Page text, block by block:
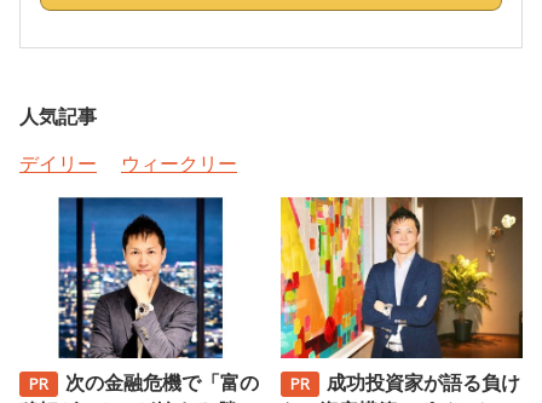
人気記事
デイリー
ウィークリー
次の金融危機で「富の
成功投資家が語る負け